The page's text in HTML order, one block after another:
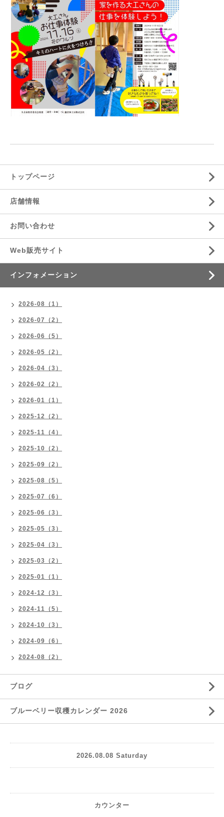
トップページ
店舗情報
お問い合わせ
Web販売サイト
インフォメーション
2026-08（1）
2026-07（2）
2026-06（5）
2026-05（2）
2026-04（3）
2026-02（2）
2026-01（1）
2025-12（2）
2025-11（4）
2025-10（2）
2025-09（2）
2025-08（5）
2025-07（6）
2025-06（3）
2025-05（3）
2025-04（3）
2025-03（2）
2025-01（1）
2024-12（3）
2024-11（5）
2024-10（3）
2024-09（6）
2024-08（2）
ブログ
ブルーベリー収穫カレンダー 2026
2026.08.08 Saturday
カウンター